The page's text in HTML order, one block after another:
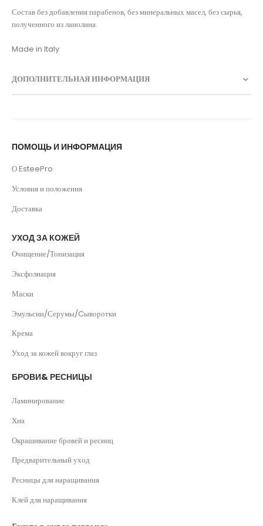
Состав без добавления парабенов, без минеральных масел, без сырья,
полученного из ланолина.
Made in Italy
ДОПОЛНИТЕЛЬНАЯ ИНФОРМАЦИЯ
ПОМОЩЬ И ИНФОРМАЦИЯ
О EsteePro
Условия и положения
Доставка
УХОД ЗА КОЖЕЙ
Очищение/Тонизация
Эксфолиация
Маски
Эмульсии/Серумы/Cыворотки
Крема
Уход за кожей вокруг глаз
БРОВИ& РЕСНИЦЫ
Ламинирование
Хна
Окрашивание бровей и ресниц
Предварительный уход
Ресницы для наращивания
Клей для наращивания